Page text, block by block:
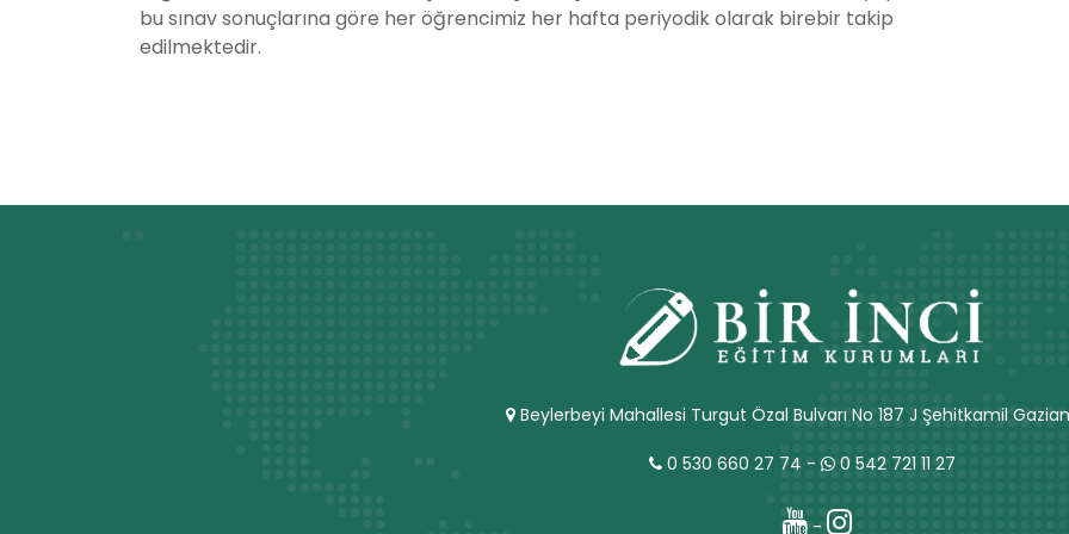
bu sınav sonuçlarına göre her öğrencimiz her hafta periyodik olarak birebir takip
edilmektedir.
Beylerbeyi Mahallesi Turgut Özal Bulvarı No 187 J Şehitkamil
0 530 660 27 74 - 0 542 721 11 27
-